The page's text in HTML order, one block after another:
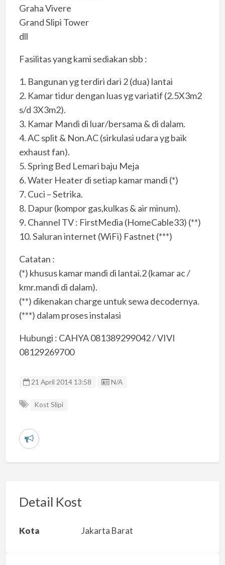
Graha Vivere
Grand Slipi Tower
dll
Fasilitas yang kami sediakan sbb :
1. Bangunan yg terdiri dari 2 (dua) lantai
2. Kamar tidur dengan luas yg variatif (2.5X3m2
s/d 3X3m2).
3. Kamar Mandi di luar/bersama & di dalam.
4. AC split & Non.AC (sirkulasi udara yg baik
exhaust fan).
5. Spring Bed Lemari baju Meja
6. Water Heater di setiap kamar mandi (*)
7. Cuci – Setrika.
8. Dapur (kompor gas,kulkas & air minum).
9. Channel TV : FirstMedia (HomeCable33) (**)
10. Saluran internet (WiFi) Fastnet (***)
Catatan :
(*) khusus kamar mandi di lantai.2 (kamar ac /
kmr.mandi di dalam).
(**) dikenakan charge untuk sewa decodernya.
(***) dalam proses instalasi
Hubungi : CAHYA 081389299042 / VIVI
08129269700
21 April 2014 13:58 Listing ID
N/A
Kost Slipi
L
r
a
Detail Kost
Kota Jakarta Barat